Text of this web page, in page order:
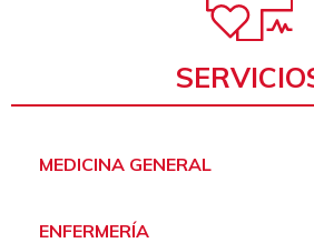
MEDICINA GENERAL​
ENFERMERÍA​